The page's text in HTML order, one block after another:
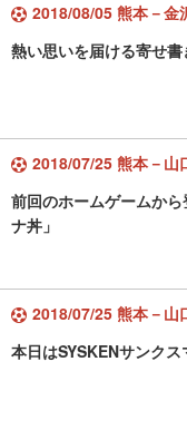
2018/08/05 熊本－金
熱い思いを届ける寄せ書
2018/07/25 熊本－山
前回のホームゲームか
ナ丼」
2018/07/25 熊本－山
本日はSYSKENサンクス